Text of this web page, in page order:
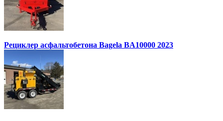
Рециклер асфальтобетона Bagela BA10000 2023